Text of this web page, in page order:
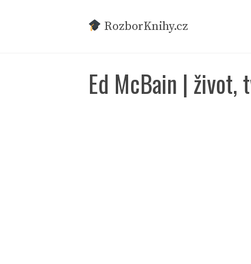
RozborKnihy.cz
Ed McBain | život,